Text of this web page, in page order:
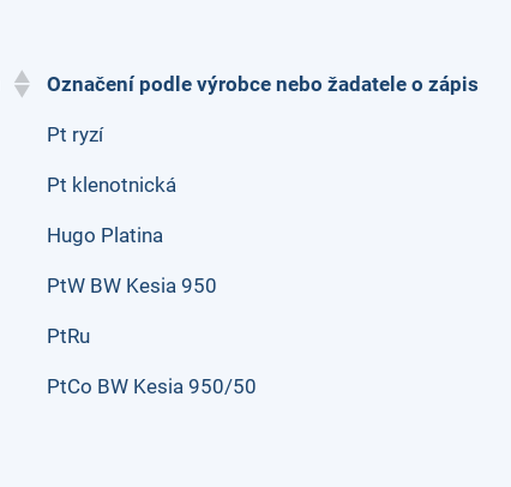
Označení podle výrobce nebo žadatele o zápis
Pt ryzí
Pt klenotnická
Hugo Platina
PtW BW Kesia 950
PtRu
PtCo BW Kesia 950/50